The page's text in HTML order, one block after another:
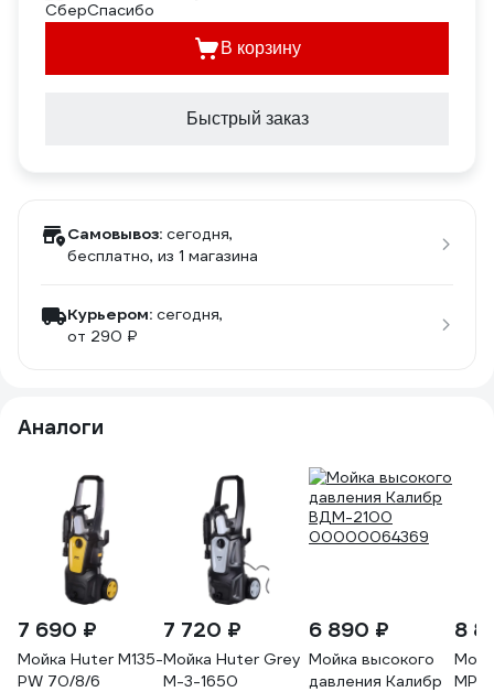
В корзину
Быстрый заказ
Самовывоз: сегодня,
бесплатно, из 1 магазина
Курьером: сегодня,
от 290 ₽
Аналоги
7 690 ₽
Мойка Huter M135-
РW 70/8/6
7 720 ₽
Мойка Huter Grey
M-3-1650
6 890 ₽
Мойка высокого
давления Калибр
8
МР-